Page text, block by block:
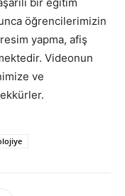
öğrencilerimizin
yapma, afiş
Videonun
ve